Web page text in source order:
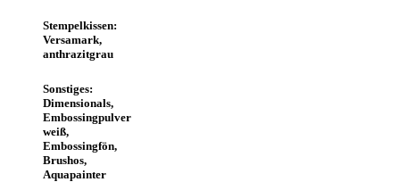
Stempelkissen:
Versamark,
anthrazitgrau
Sonstiges:
Dimensionals,
Embossingpulver
weiß,
Embossingfön,
Brushos,
Aquapainter